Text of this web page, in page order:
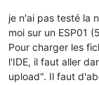
je n'ai pas testé la
moi sur un ESP01
Pour charger les
l'IDE, il faut aller
upload". Il faut